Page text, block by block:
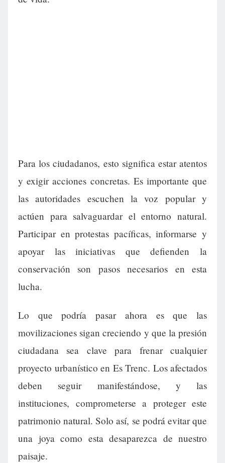
Para los ciudadanos, esto significa estar atentos
y exigir acciones concretas. Es importante que
las autoridades escuchen la voz popular y
actúen para salvaguardar el entorno natural.
Participar en protestas pacíficas, informarse y
apoyar las iniciativas que defienden la
conservación son pasos necesarios en esta
lucha.
Lo que podría pasar ahora es que las
movilizaciones sigan creciendo y que la presión
ciudadana sea clave para frenar cualquier
proyecto urbanístico en Es Trenc. Los afectados
deben seguir manifestándose, y las
instituciones, comprometerse a proteger este
patrimonio natural. Solo así, se podrá evitar que
una joya como esta desaparezca de nuestro
paisaje.